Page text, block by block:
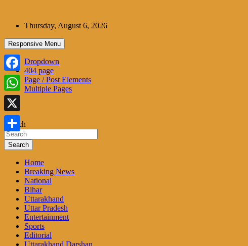
contentThursday, August 6, 2026
Responsive Menu
Dropdown
404 page
Page / Post Elements
Multiple Pages
Search
Search
Home
Breaking News
National
Bihar
Uttarakhand
Uttar Pradesh
Entertainment
Sports
Editorial
Uttarakhand Darshan
Facebook
WhatsApp
X
Share